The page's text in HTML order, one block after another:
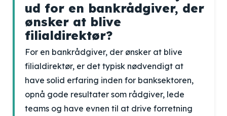
ud for en bankrådgiver, der
ønsker at blive
filialdirektør?
For en bankrådgiver, der ønsker at blive
filialdirektør, er det typisk nødvendigt at
have solid erfaring inden for banksektoren,
opnå gode resultater som rådgiver, lede
teams og have evnen til at drive forretning